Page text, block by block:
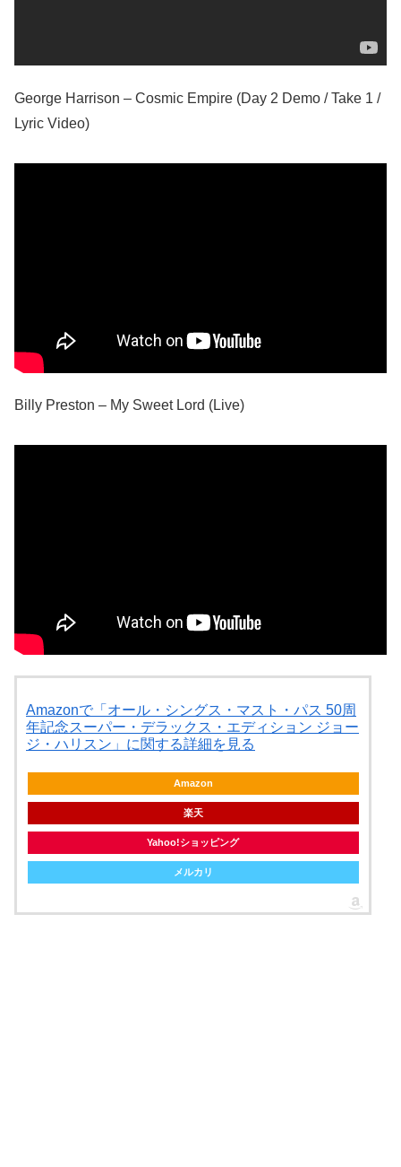
George Harrison – Cosmic Empire (Day 2 Demo / Take 1 /
Lyric Video)
Billy Preston – My Sweet Lord (Live)
Amazonで「オール・シングス・マスト・パス 50周
年記念スーパー・デラックス・エディション ジョー
ジ・ハリスン」に関する詳細を見る
Amazon
楽天
Yahoo!ショッピング
メルカリ